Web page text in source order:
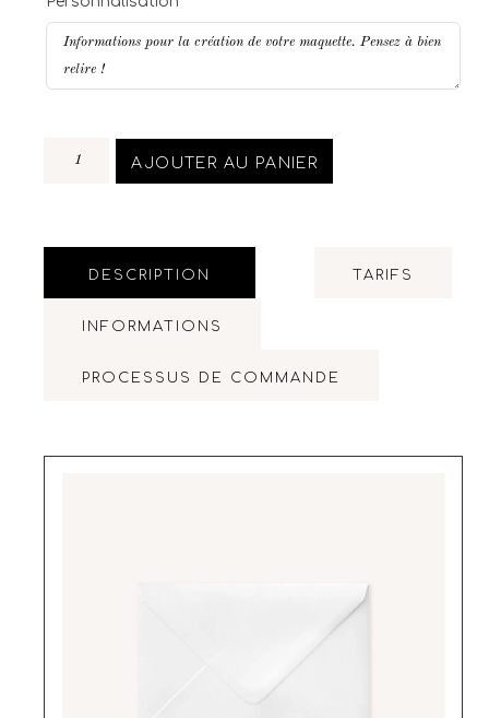
AJOUTER AU PANIER
DESCRIPTION TARIFS
INFORMATIONS
PROCESSUS DE COMMANDE